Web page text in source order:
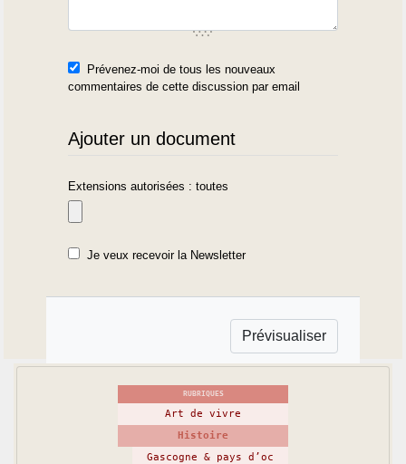
Prévenez-moi de tous les nouveaux
commentaires de cette discussion par email
Ajouter un document
Extensions autorisées : toutes
Je veux recevoir la Newsletter
RUBRIQUES
Art de vivre
Histoire
Gascogne & pays d’oc